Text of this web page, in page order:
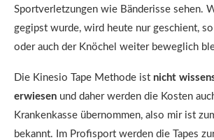
Sportverletzungen wie Bänderisse sehen.
gegipst wurde, wird heute nur geschient,
oder auch der Knöchel weiter beweglich
Die Kinesio Tape Methode ist nicht
erwiesen und daher werden die Kosten
Krankenkasse übernommen, also mir ist
bekannt. Im Profisport werden die Tapes